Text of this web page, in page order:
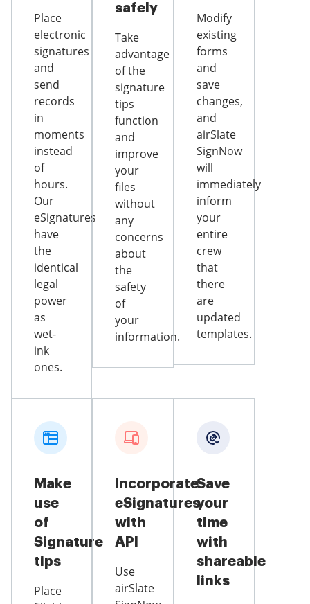
Place
electronic
signatures
and
send
records
in
moments
instead
of
hours.
Our
eSignatures
have
the
identical
legal
power
as
wet-
ink
ones.
safely
Take
advantage
of the
signature
tips
function
and
improve
your
files
without
any
concerns
about
the
safety
of
your
information.
Modify
existing
forms
and
save
changes,
and
airSlate
SignNow
will
immediately
inform
your
entire
crew
that
there
are
updated
templates.
Make
use
of
Signature
tips
Place
Incorporate
eSignatures
with
API
Use
airSlate
Save
your
time
with
shareable
links